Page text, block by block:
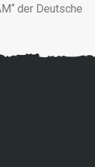
der Deutsche